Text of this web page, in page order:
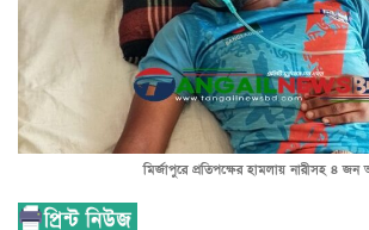
মির্জাপুরে প্রতিপক্ষের হামলায় নারীসহ ৪